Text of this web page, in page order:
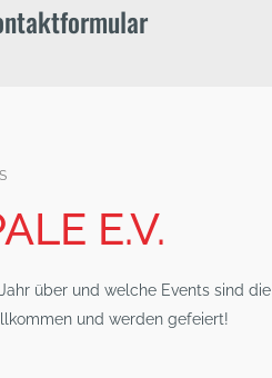
E.V.
über und welche Events sind die
und werden gefeiert!